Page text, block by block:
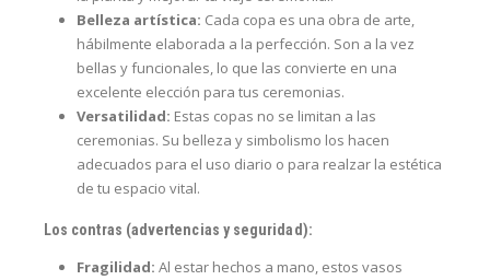
Belleza artística: Cada copa es una obra de arte,
hábilmente elaborada a la perfección. Son a la vez
bellas y funcionales, lo que las convierte en una
excelente elección para tus ceremonias.
Versatilidad: Estas copas no se limitan a las
ceremonias. Su belleza y simbolismo los hacen
adecuados para el uso diario o para realzar la estética
de tu espacio vital.
Los contras (advertencias y seguridad):
Fragilidad: Al estar hechos a mano, estos vasos